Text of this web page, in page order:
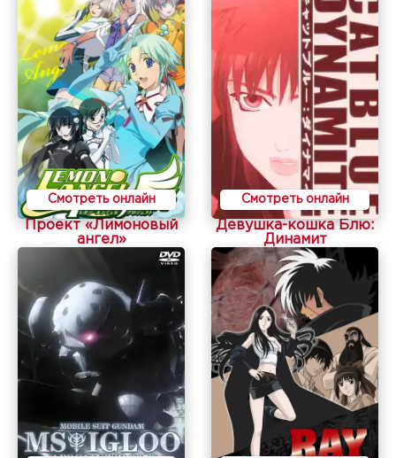
Смотреть онлайн
Проект «Лимоновый
ангел»
Смотреть онлайн
Девушка-кошка Блю:
Динамит